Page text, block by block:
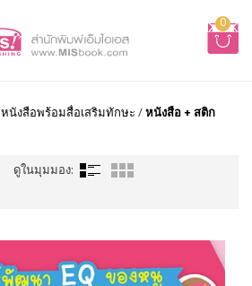
0
หนังสือพร้อมสื่อเสริมทักษะ /หนังสือ + สติก
ดูในมุมมอง: